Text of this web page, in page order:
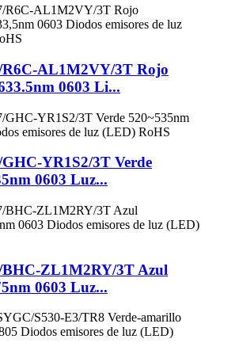
R6C-AL1M2VY/3T Rojo
0603 Li...
GHC-YR1S2/3T Verde
0603 Luz...
BHC-ZL1M2RY/3T Azul
0603 Luz...